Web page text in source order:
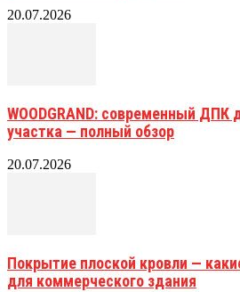
20.07.2026
WOODGRAND: современный ДПК
участка — полный обзор
20.07.2026
Покрытие плоской кровли —
для коммерческого здания